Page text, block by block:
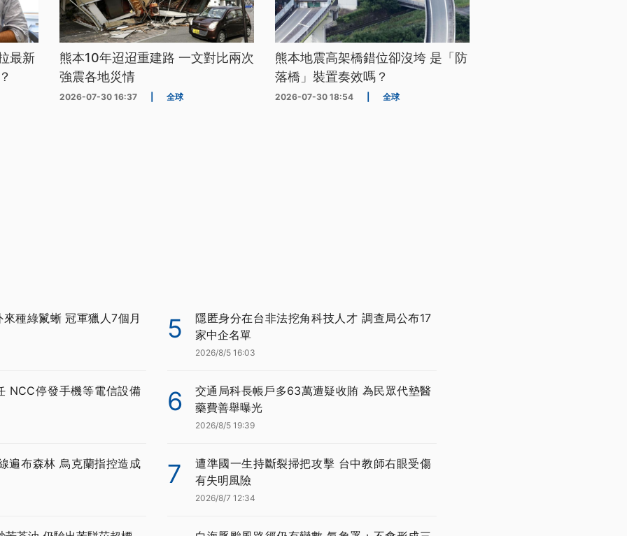
最新
熊本10年迢迢重建路 一文對比兩次
強震各地災情
2026-07-30 16:37 全球
熊本地震高架橋錯位卻沒垮 是「防
落橋」裝置奏效嗎？
2026-07-30 18:54 全球
種綠鬣蜥 冠軍獵人7個月
NCC停發手機等電信設備
遍布森林 烏克蘭指控造成
5
隱匿身分在台非法挖角科技人才 調查局公布17
家中企名單
2026/8/5 16:03
6
交通局科長帳戶多63萬遭疑收賄 為民眾代墊醫
藥費善舉曝光
2026/8/5 19:39
7
遭準國一生持斷裂掃把攻擊 台中教師右眼受傷
有失明風險
2026/8/7 12:34